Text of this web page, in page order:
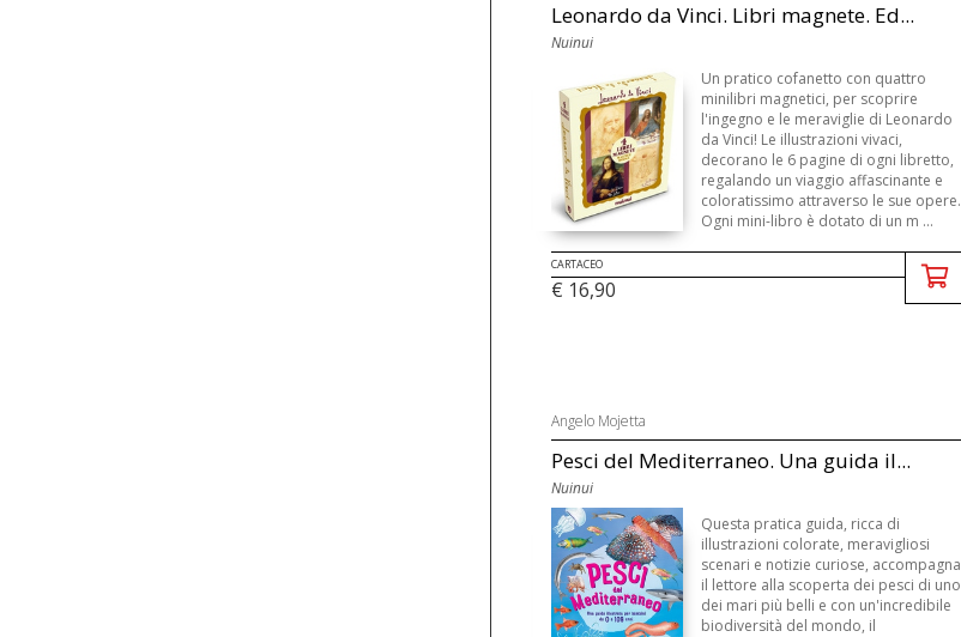
Leonardo da Vinci. Libri magnete. Ed...
Nuinui
Un pratico cofanetto con quattro
minilibri magnetici, per scoprire
l'ingegno e le meraviglie di Leonardo
da Vinci! Le illustrazioni vivaci,
decorano le 6 pagine di ogni libretto,
regalando un viaggio affascinante e
coloratissimo attraverso le sue opere.
Ogni mini-libro è dotato di un m ...
CARTACEO
€ 16,90
Angelo Mojetta
Pesci del Mediterraneo. Una guida il...
Nuinui
Questa pratica guida, ricca di
illustrazioni colorate, meravigliosi
scenari e notizie curiose, accompagna
il lettore alla scoperta dei pesci di uno
dei mari più belli e con un'incredibile
biodiversità del mondo, il